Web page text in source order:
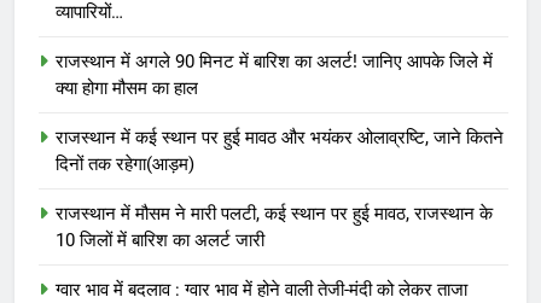
व्यापारियों…
राजस्थान में अगले 90 मिनट में बारिश का अलर्ट! जानिए आपके जिले में
क्या होगा मौसम का हाल
राजस्थान में कई स्थान पर हुई मावठ और भयंकर ओलाव्रष्टि, जाने कितने
दिनों तक रहेगा(आड़म)
राजस्थान में मौसम ने मारी पलटी, कई स्थान पर हुई मावठ, राजस्थान के
10 जिलों में बारिश का अलर्ट जारी
ग्वार भाव में बदलाव : ग्वार भाव में होने वाली तेजी-मंदी को लेकर ताजा